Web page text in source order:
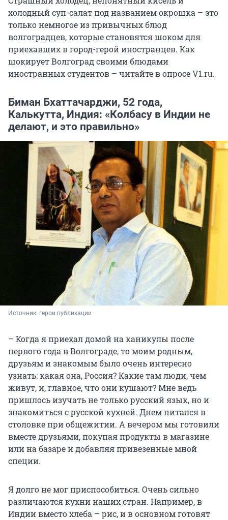
холодный суп-салат под названием окрошка – это
только немногое из привычных блюд
волгоградцев, которые становятся шоком для
приехавших в город-герой иностранцев. Как
шокирует Волгоград своими блюдами
иностранных студентов – читайте в опросе V1.ru.
Биман Бхаттачарджи, 52 года,
Калькутта, Индия: «Колбасу в Индии не
делают, и это правильно»
Источник: герои публикации
– Когда я приехал домой на каникулы после
первого года в Волгограде, то моим родным,
друзьям и знакомым было очень интересно
узнать: какая она, Россия? Какие там люди, чем
живут, и, главное, что они кушают? Мне ведь
пришлось изучать не только русский язык, но и
знакомиться с русской кухней. Днем питался в
столовке при общежитии. А вечером мы готовили
вместе друзьями, покупая продукты в магазине
или на базаре и добавляя привезенные мной
специи.
Я долго не мог приспособиться. Очень сильно
различаются кухни наших стран. Например, в
Индии вместо хлеба – рис, и в основном готовят